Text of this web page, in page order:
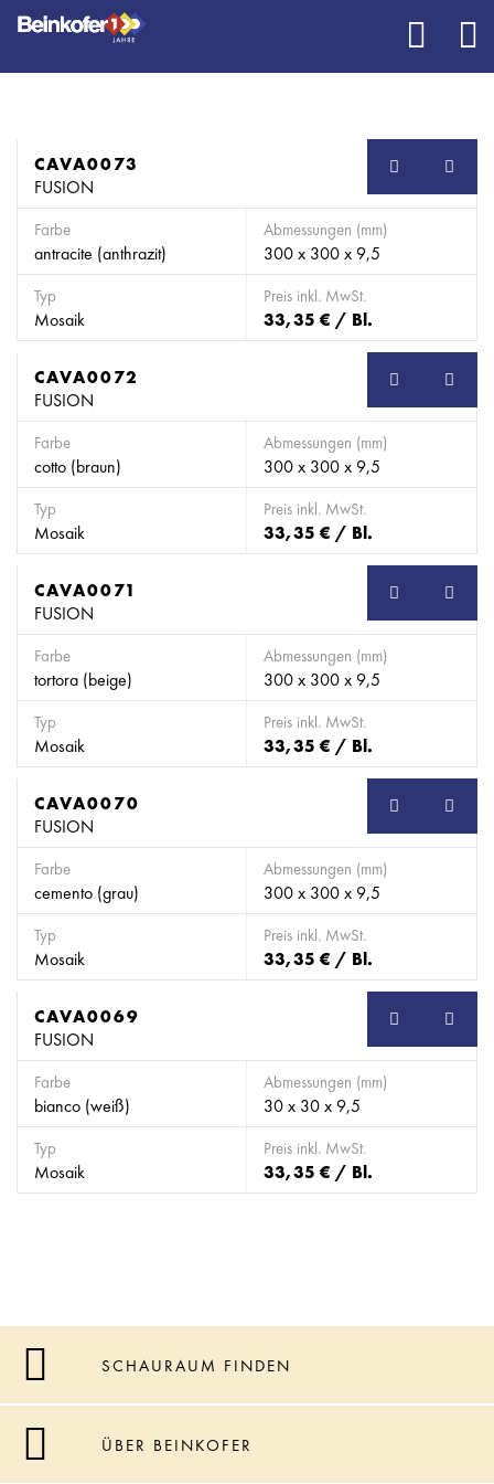
SB
CAVA0073
FUSION
Farbe
antracite (anthrazit)
Abmessungen (mm)
300 x 300 x 9,5
Typ
Mosaik
Preis inkl. MwSt.
33,35 € / Bl.
SB
CAVA0072
FUSION
Farbe
cotto (braun)
Abmessungen (mm)
300 x 300 x 9,5
Typ
Mosaik
Preis inkl. MwSt.
33,35 € / Bl.
SB
CAVA0071
FUSION
Farbe
tortora (beige)
Abmessungen (mm)
300 x 300 x 9,5
Typ
Mosaik
Preis inkl. MwSt.
33,35 € / Bl.
SB
CAVA0070
FUSION
Farbe
cemento (grau)
Abmessungen (mm)
300 x 300 x 9,5
Typ
Mosaik
Preis inkl. MwSt.
33,35 € / Bl.
SB
CAVA0069
FUSION
Farbe
bianco (weiß)
Abmessungen (mm)
30 x 30 x 9,5
Typ
Mosaik
Preis inkl. MwSt.
33,35 € / Bl.
SCHAURAUM FINDEN
ÜBER BEINKOFER